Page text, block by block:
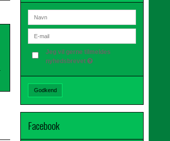
Jeg vil gerne tilmeldes
nyhedsbrevet
Godkend
Facebook